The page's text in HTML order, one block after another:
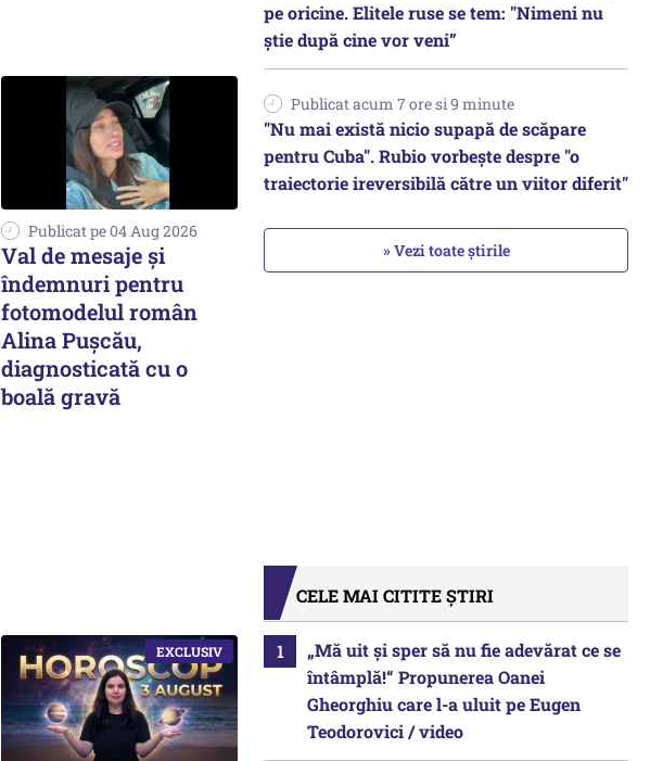
Publicat pe 04 Aug 2026
Val de mesaje și
îndemnuri pentru
fotomodelul român
Alina Pușcău,
diagnosticată cu o
boală gravă
pe oricine. Elitele ruse se tem: "Nimeni nu
știe după cine vor veni”
Publicat acum 7 ore si 9 minute
"Nu mai există nicio supapă de scăpare
pentru Cuba". Rubio vorbește despre "o
traiectorie ireversibilă către un viitor diferit"
» Vezi toate știrile
CELE MAI CITITE ȘTIRI
„Mă uit și sper să nu fie adevărat ce se
întâmplă!“ Propunerea Oanei
Gheorghiu care l-a uluit pe Eugen
Teodorovici / video